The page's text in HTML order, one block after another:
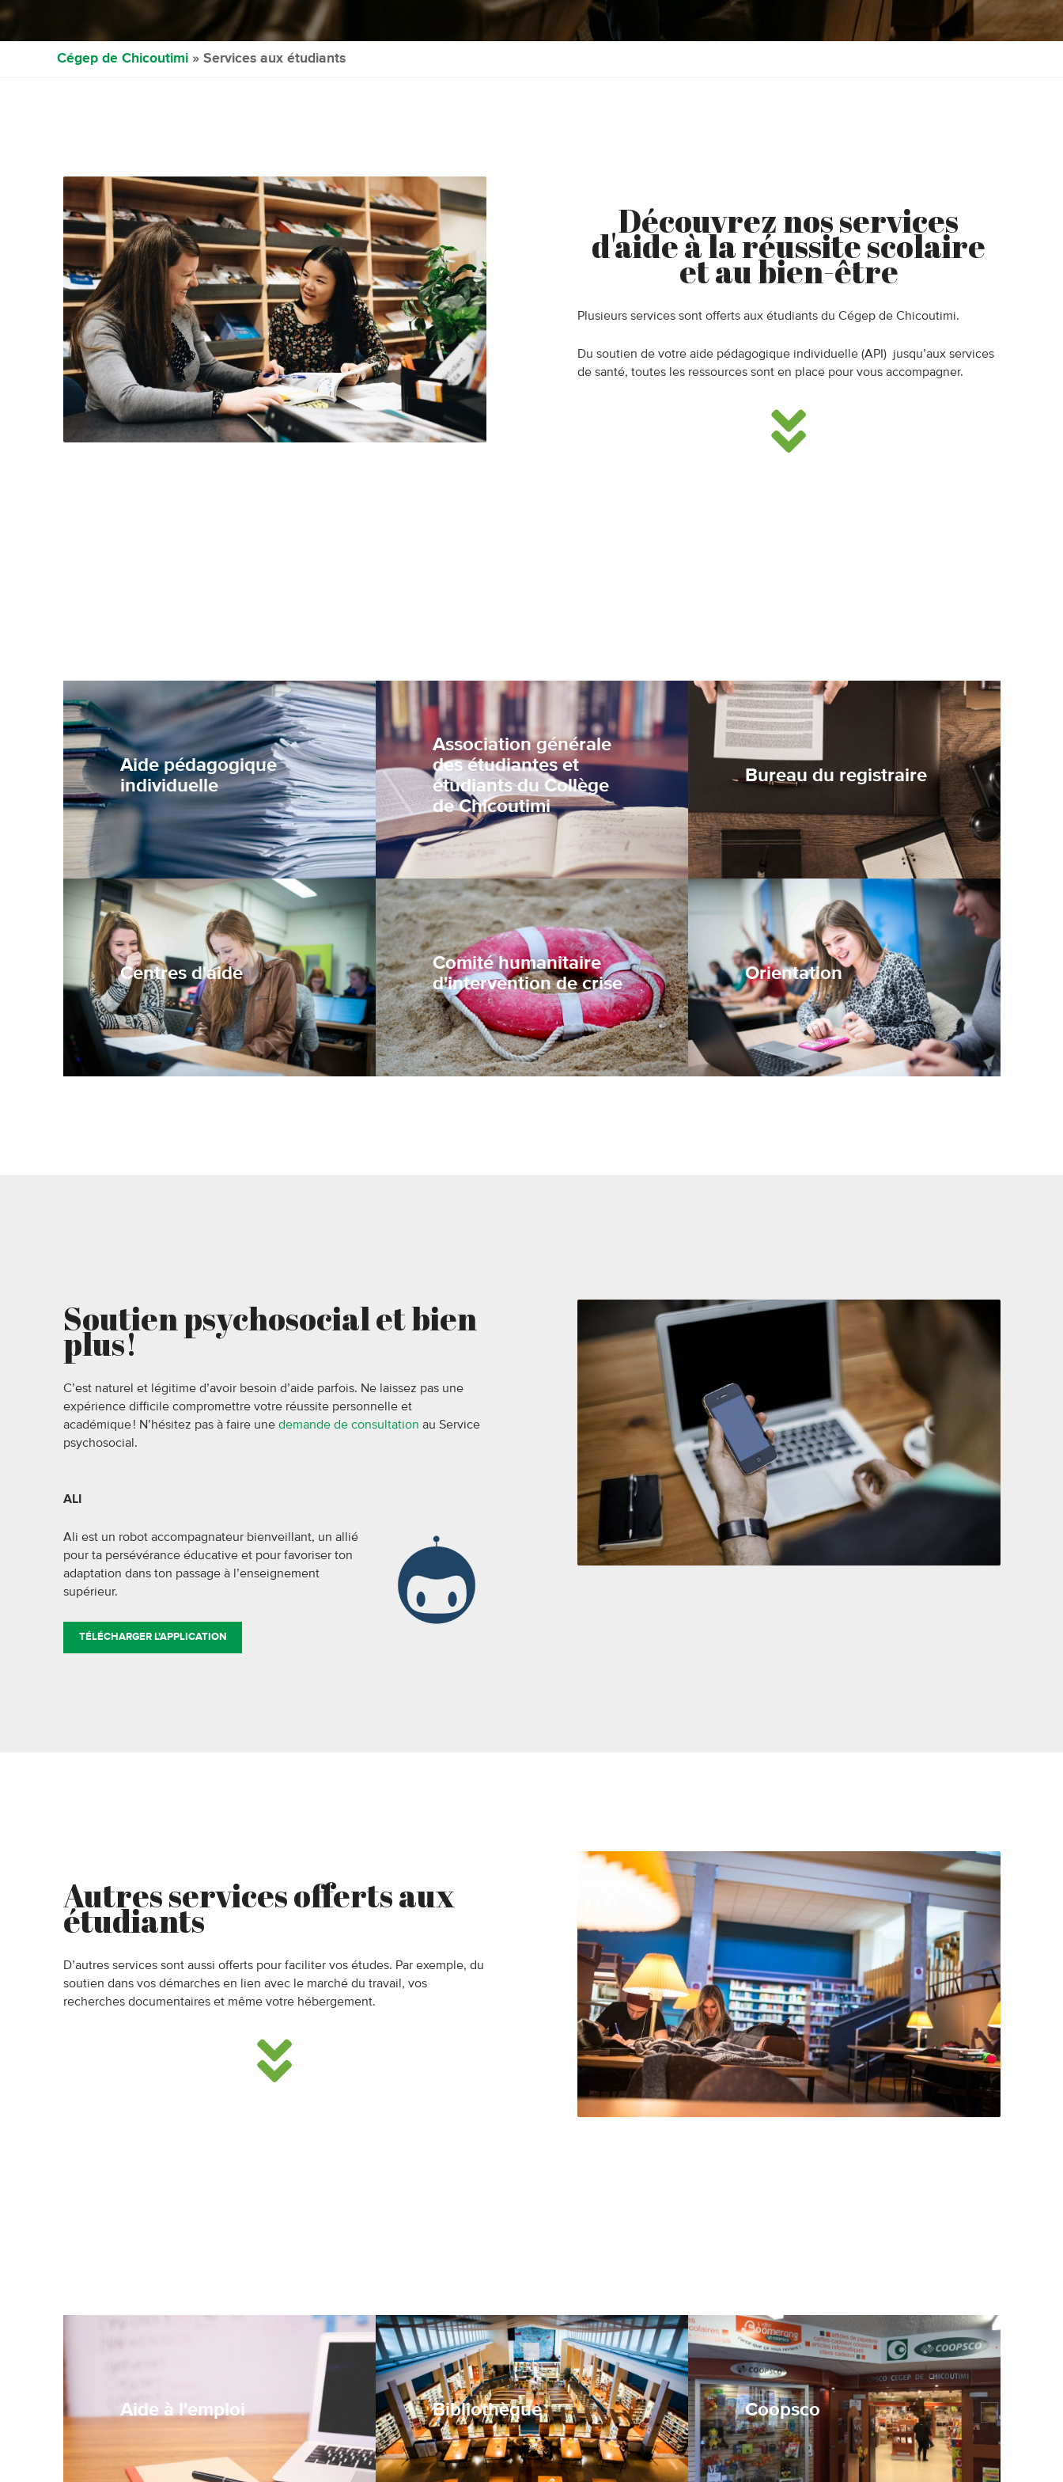
Cégep de Chicoutimi » Services aux étudiants
Découvrez nos services
d'aide à la réussite scolaire
et au bien-être
Plusieurs services sont offerts aux étudiants du Cégep de Chicoutimi.
Du soutien de votre aide pédagogique individuelle (API) jusqu’aux services
de santé, toutes les ressources sont en place pour vous accompagner.
Aide pédagogique
individuelle
Association générale
des étudiantes et
étudiants du Collège
de Chicoutimi
Bureau du registraire
Centres d'aide
Comité humanitaire
d'intervention de crise
Orientation
Soutien psychosocial et bien
plus!
C’est naturel et légitime d’avoir besoin d’aide parfois. Ne laissez pas une
expérience difficile compromettre votre réussite personnelle et
académique ! N’hésitez pas à faire une demande de consultation au Service
psychosocial.
ALI
Ali est un robot accompagnateur bienveillant, un allié
pour ta persévérance éducative et pour favoriser ton
adaptation dans ton passage à l’enseignement
supérieur.
TÉLÉCHARGER L’APPLICATION
Autres services offerts aux
étudiants
D’autres services sont aussi offerts pour faciliter vos études. Par exemple, du
soutien dans vos démarches en lien avec le marché du travail, vos
recherches documentaires et même votre hébergement.
Aide à l'emploi Bibliothèque Coopsco